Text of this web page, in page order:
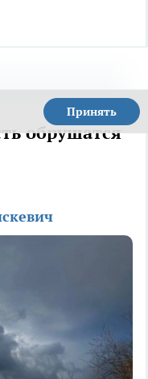
Принять
обрушатся